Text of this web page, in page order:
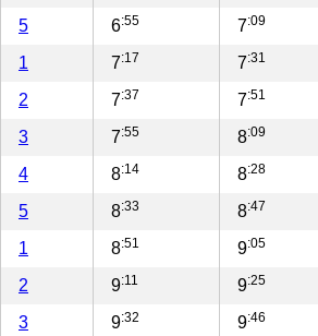
5 6:55 7:09
1 7:17 7:31
2 7:37 7:51
3 7:55 8:09
4 8:14 8:28
5 8:33 8:47
1 8:51 9:05
2 9:11 9:25
3 9:32 9:46